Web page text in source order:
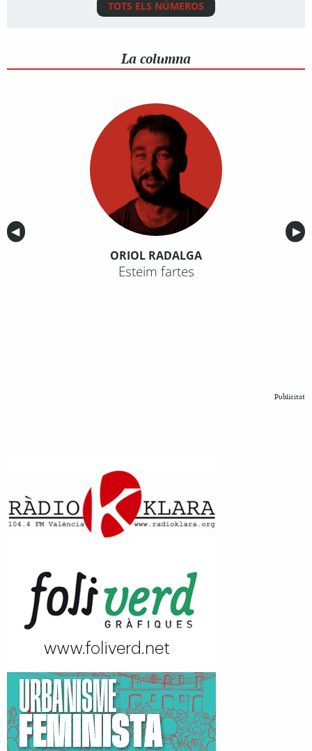
TOTS ELS NÚMEROS
La columna
Anterior
◀︎ ▶︎
ORIOL RADALGA
Esteim fartes
Publicitat